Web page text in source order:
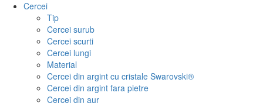
Cercei
Tip
Cercei surub
Cercei scurti
Cercei lungi
Material
Cercei din argint cu cristale Swarovski®
Cercei din argint fara pietre
Cercei din aur